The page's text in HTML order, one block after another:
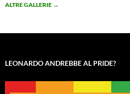
ALTRE GALLERIE →
LEONARDO ANDREBBE AL PRIDE?